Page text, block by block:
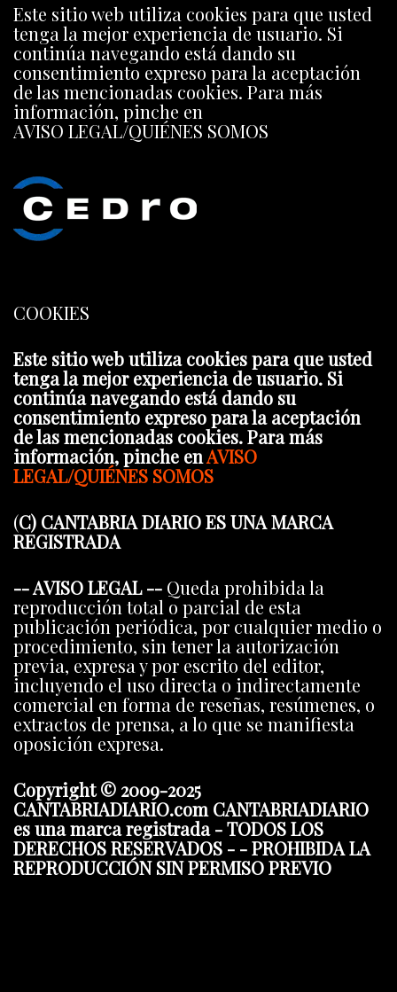
Este sitio web utiliza cookies para que usted
tenga la mejor experiencia de usuario. Si
continúa navegando está dando su
consentimiento expreso para la aceptación
de las mencionadas cookies. Para más
información, pinche en
AVISO LEGAL/QUIÉNES SOMOS
COOKIES
Este sitio web utiliza cookies para que usted
tenga la mejor experiencia de usuario. Si
continúa navegando está dando su
consentimiento expreso para la aceptación
de las mencionadas cookies. Para más
información, pinche enAVISO
LEGAL/QUIÉNES SOMOS
(C) CANTABRIA DIARIO ES UNA MARCA
REGISTRADA
-- AVISO LEGAL -- Queda prohibida la
reproducción total o parcial de esta
publicación periódica, por cualquier medio o
procedimiento, sin tener la autorización
previa, expresa y por escrito del editor,
incluyendo el uso directa o indirectamente
comercial en forma de reseñas, resúmenes, o
extractos de prensa, a lo que se manifiesta
oposición expresa.
Copyright © 2009-2025
CANTABRIADIARIO.com CANTABRIADIARIO
es una marca registrada - TODOS LOS
DERECHOS RESERVADOS - - PROHIBIDA LA
REPRODUCCIÓN SIN PERMISO PREVIO